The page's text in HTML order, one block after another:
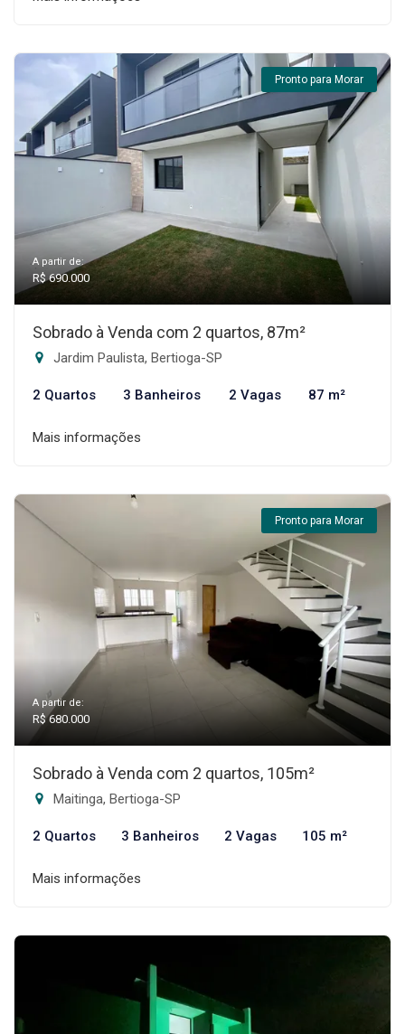
Pronto para Morar
A partir de:
R$ 690.000
Sobrado à Venda com 2 quartos, 87m²
Jardim Paulista, Bertioga-SP
2 Quartos 3 Banheiros 2 Vagas 87 m²
Mais informações
Pronto para Morar
A partir de:
R$ 680.000
Sobrado à Venda com 2 quartos, 105m²
Maitinga, Bertioga-SP
2 Quartos 3 Banheiros 2 Vagas 105 m²
Mais informações